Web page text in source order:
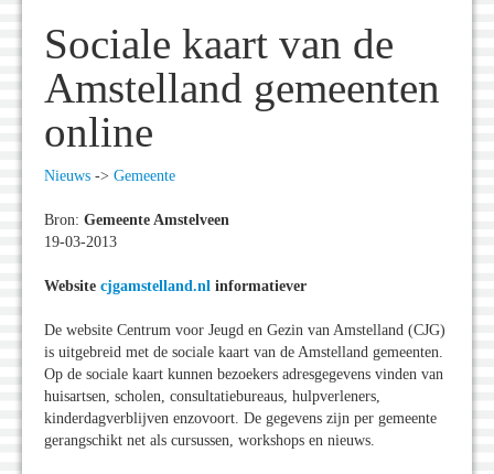
Sociale kaart van de
Amstelland gemeenten
online
Nieuws -> Gemeente
Bron: Gemeente Amstelveen
19-03-2013
Website cjgamstelland.nl informatiever
De website Centrum voor Jeugd en Gezin van Amstelland (CJG)
is uitgebreid met de sociale kaart van de Amstelland gemeenten.
Op de sociale kaart kunnen bezoekers adresgegevens vinden van
huisartsen, scholen, consultatiebureaus, hulpverleners,
kinderdagverblijven enzovoort. De gegevens zijn per gemeente
gerangschikt net als cursussen, workshops en nieuws.